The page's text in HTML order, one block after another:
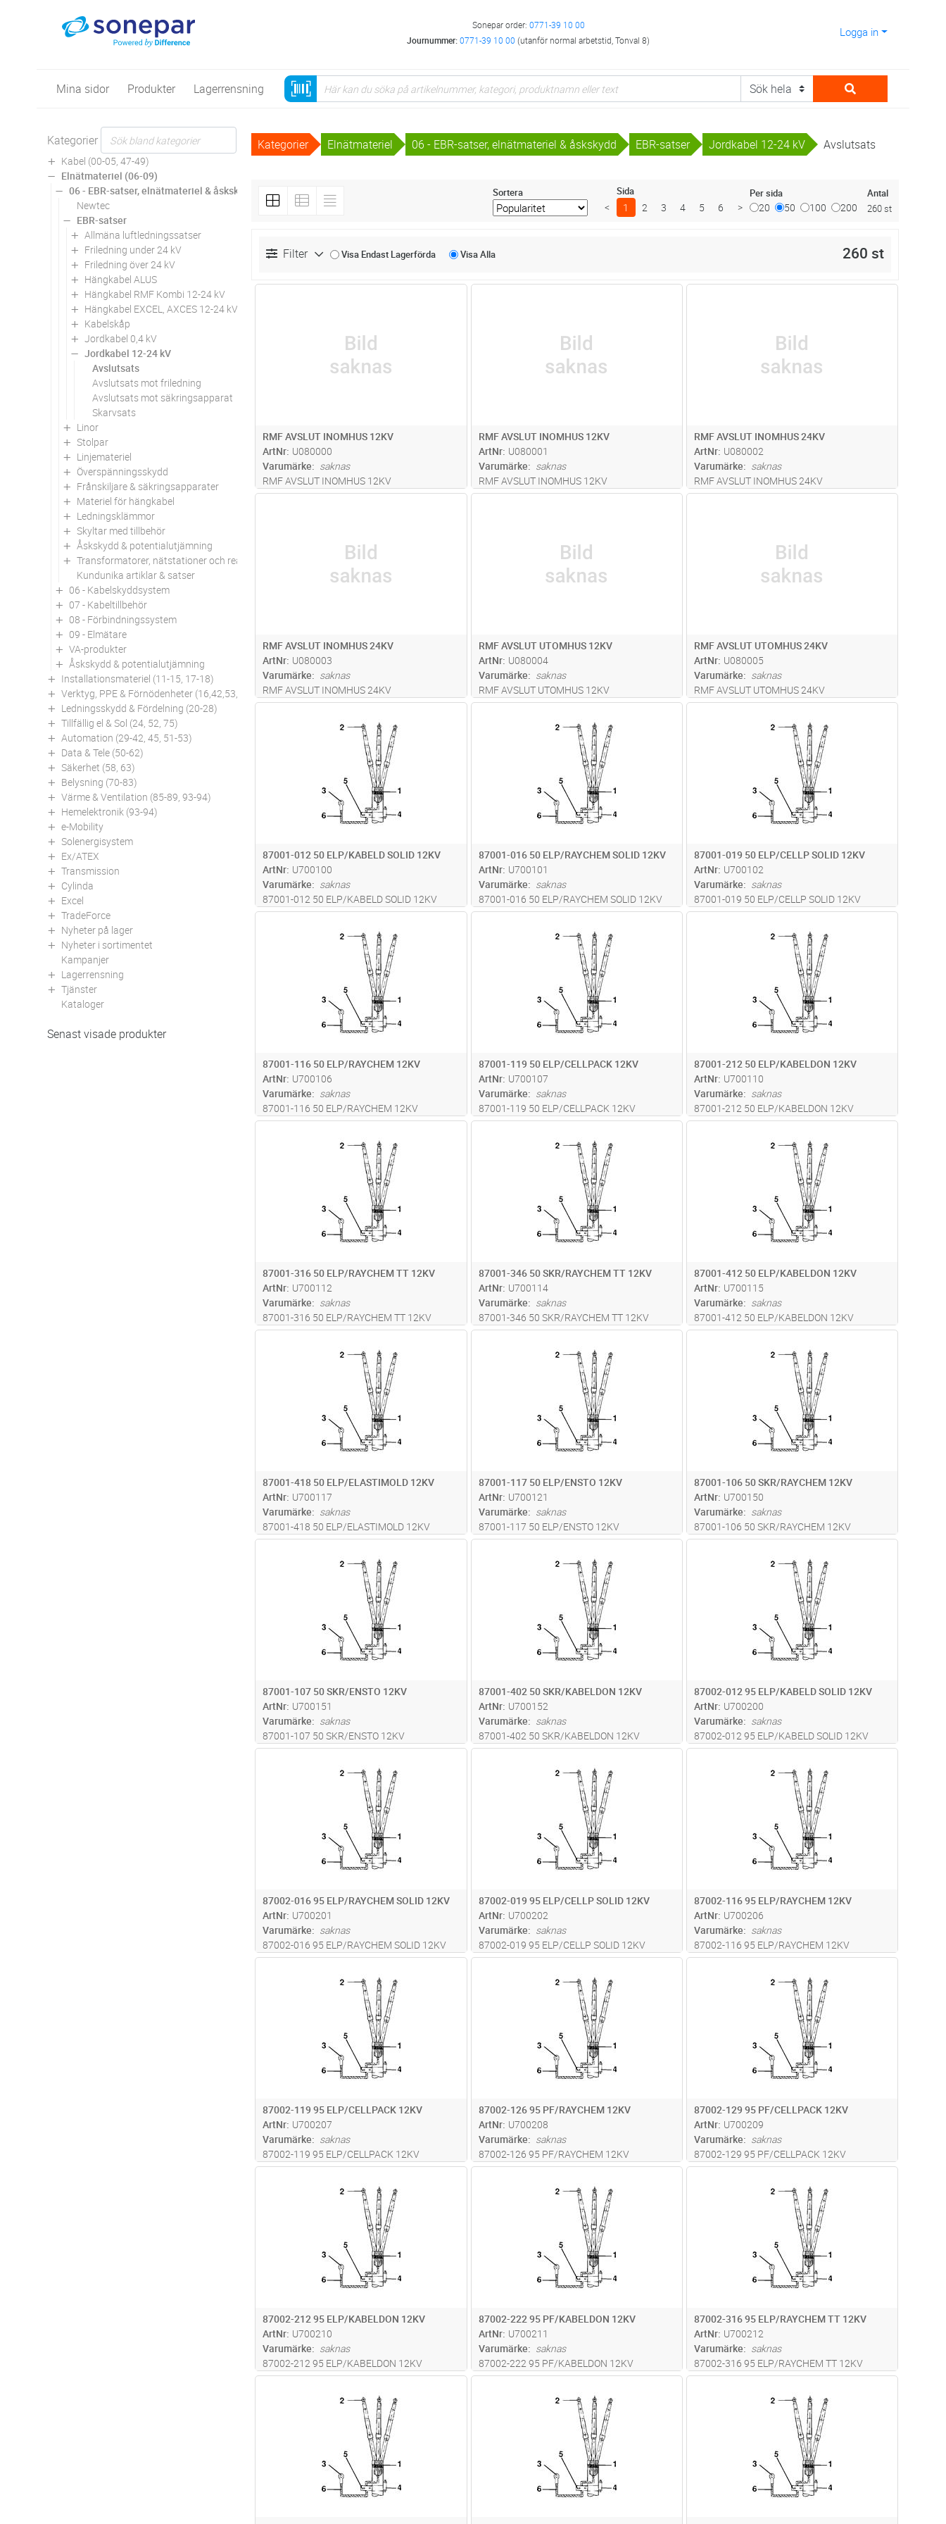
Sonepar order: 0771-39 10 00
Journummer:0771-39 10 00 (utanför normal arbetstid, Tonval 8)
Logga in
Mina sidor Produkter Lagerrensning
Kategorier
Kabel (00-05, 47-49)
Elnätmateriel (06-09)
06 - EBR-satser, elnätmateriel & åskskydd
Newtec
EBR-satser
Allmäna luftledningssatser
Friledning under 24 kV
Friledning över 24 kV
Hängkabel ALUS
Hängkabel RMF Kombi 12-24 kV
Hängkabel EXCEL, AXCES 12-24 kV
Kabelskåp
Jordkabel 0,4 kV
Jordkabel 12-24 kV
Avslutsats
Avslutsats mot friledning
Avslutsats mot säkringsapparat
Skarvsats
Linor
Stolpar
Linjemateriel
Överspänningsskydd
Frånskiljare & säkringsapparater
Materiel för hängkabel
Ledningsklämmor
Skyltar med tillbehör
Åskskydd & potentialutjämning
Transformatorer, nätstationer och reaktorer
Kundunika artiklar & satser
06 - Kabelskyddsystem
07 - Kabeltillbehör
08 - Förbindningssystem
09 - Elmätare
VA-produkter
Åskskydd & potentialutjämning
Installationsmateriel (11-15, 17-18)
Verktyg, PPE & Förnödenheter (16,42,53,94)
Ledningsskydd & Fördelning (20-28)
Tillfällig el & Sol (24, 52, 75)
Automation (29-42, 45, 51-53)
Data & Tele (50-62)
Säkerhet (58, 63)
Belysning (70-83)
Värme & Ventilation (85-89, 93-94)
Hemelektronik (93-94)
e-Mobility
Solenergisystem
Ex/ATEX
Transmission
Cylinda
Excel
TradeForce
Nyheter på lager
Nyheter i sortimentet
Kampanjer
Lagerrensning
Tjänster
Kataloger
Senast visade produkter
Kategorier Elnätmateriel 06 - EBR-satser, elnätmateriel & åskskydd EBR-satser Jordkabel 12-24 kV Avslutsats
Sortera Sida
< 1 2 3 4 5 6 >
Per sida
20 50 100 200
Antal
260 st
Filter Visa Endast Lagerförda VisaAlla 260 st
RMF AVSLUT INOMHUS 12KV
ArtNr U080000
Varumärke
saknas
RMF AVSLUT INOMHUS 12KV
RMF AVSLUT INOMHUS 12KV
ArtNr U080001
Varumärke
saknas
RMF AVSLUT INOMHUS 12KV
RMF AVSLUT INOMHUS 24KV
ArtNr U080002
Varumärke
saknas
RMF AVSLUT INOMHUS 24KV
RMF AVSLUT INOMHUS 24KV
ArtNr U080003
Varumärke
saknas
RMF AVSLUT INOMHUS 24KV
RMF AVSLUT UTOMHUS 12KV
ArtNr U080004
Varumärke
saknas
RMF AVSLUT UTOMHUS 12KV
RMF AVSLUT UTOMHUS 24KV
ArtNr U080005
Varumärke
saknas
RMF AVSLUT UTOMHUS 24KV
87001-012 50 ELP/KABELD SOLID 12KV
ArtNr U700100
Varumärke
saknas
87001-012 50 ELP/KABELD SOLID 12KV
87001-016 50 ELP/RAYCHEM SOLID 12KV
ArtNr U700101
Varumärke
saknas
87001-016 50 ELP/RAYCHEM SOLID 12KV
87001-019 50 ELP/CELLP SOLID 12KV
ArtNr U700102
Varumärke
saknas
87001-019 50 ELP/CELLP SOLID 12KV
87001-116 50 ELP/RAYCHEM 12KV
ArtNr U700106
Varumärke
saknas
87001-116 50 ELP/RAYCHEM 12KV
87001-119 50 ELP/CELLPACK 12KV
ArtNr U700107
Varumärke
saknas
87001-119 50 ELP/CELLPACK 12KV
87001-212 50 ELP/KABELDON 12KV
ArtNr U700110
Varumärke
saknas
87001-212 50 ELP/KABELDON 12KV
87001-316 50 ELP/RAYCHEM TT 12KV
ArtNr U700112
Varumärke
saknas
87001-316 50 ELP/RAYCHEM TT 12KV
87001-346 50 SKR/RAYCHEM TT 12KV
ArtNr U700114
Varumärke
saknas
87001-346 50 SKR/RAYCHEM TT 12KV
87001-412 50 ELP/KABELDON 12KV
ArtNr U700115
Varumärke
saknas
87001-412 50 ELP/KABELDON 12KV
87001-418 50 ELP/ELASTIMOLD 12KV
ArtNr U700117
Varumärke
saknas
87001-418 50 ELP/ELASTIMOLD 12KV
87001-117 50 ELP/ENSTO 12KV
ArtNr U700121
Varumärke
saknas
87001-117 50 ELP/ENSTO 12KV
87001-106 50 SKR/RAYCHEM 12KV
ArtNr U700150
Varumärke
saknas
87001-106 50 SKR/RAYCHEM 12KV
87001-107 50 SKR/ENSTO 12KV
ArtNr U700151
Varumärke
saknas
87001-107 50 SKR/ENSTO 12KV
87001-402 50 SKR/KABELDON 12KV
ArtNr U700152
Varumärke
saknas
87001-402 50 SKR/KABELDON 12KV
87002-012 95 ELP/KABELD SOLID 12KV
ArtNr U700200
Varumärke
saknas
87002-012 95 ELP/KABELD SOLID 12KV
87002-016 95 ELP/RAYCHEM SOLID 12KV
ArtNr U700201
Varumärke
saknas
87002-016 95 ELP/RAYCHEM SOLID 12KV
87002-019 95 ELP/CELLP SOLID 12KV
ArtNr U700202
Varumärke
saknas
87002-019 95 ELP/CELLP SOLID 12KV
87002-116 95 ELP/RAYCHEM 12KV
ArtNr U700206
Varumärke
saknas
87002-116 95 ELP/RAYCHEM 12KV
87002-119 95 ELP/CELLPACK 12KV
ArtNr U700207
Varumärke
saknas
87002-119 95 ELP/CELLPACK 12KV
87002-126 95 PF/RAYCHEM 12KV
ArtNr U700208
Varumärke
saknas
87002-126 95 PF/RAYCHEM 12KV
87002-129 95 PF/CELLPACK 12KV
ArtNr U700209
Varumärke
saknas
87002-129 95 PF/CELLPACK 12KV
87002-212 95 ELP/KABELDON 12KV
ArtNr U700210
Varumärke
saknas
87002-212 95 ELP/KABELDON 12KV
87002-222 95 PF/KABELDON 12KV
ArtNr U700211
Varumärke
saknas
87002-222 95 PF/KABELDON 12KV
87002-316 95 ELP/RAYCHEM TT 12KV
ArtNr U700212
Varumärke
saknas
87002-316 95 ELP/RAYCHEM TT 12KV